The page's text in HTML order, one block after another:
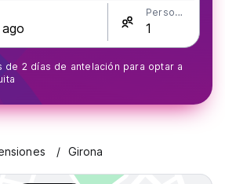
Personas
de 2 días de antelación para optar a
Girona